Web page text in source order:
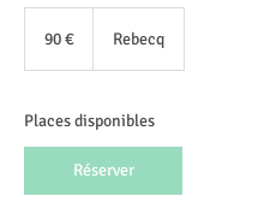
90 € Rebecq
Places disponibles
Réserver